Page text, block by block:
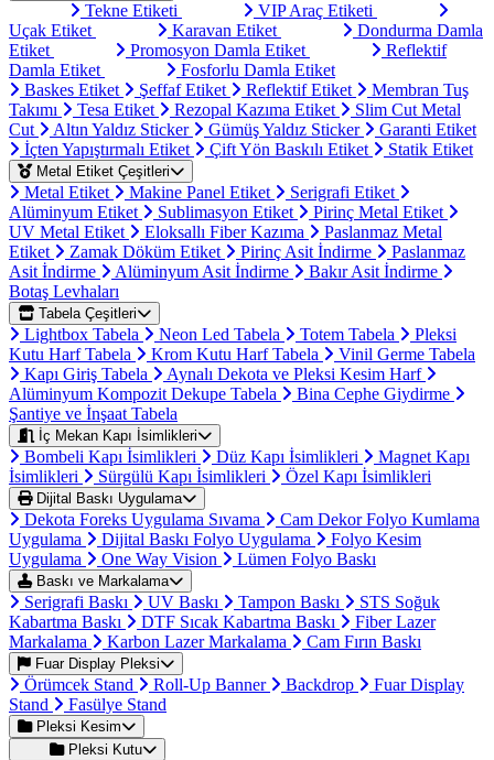
Tekne Etiketi
VIP Araç Etiketi
Uçak Etiket
Karavan Etiket
Dondurma Damla
Etiket
Promosyon Damla Etiket
Reflektif
Damla Etiket
Fosforlu Damla Etiket
Baskes Etiket
Şeffaf Etiket Reflektif Etiket
Membran Tuş
Takımı
Tesa Etiket Rezopal Kazıma Etiket
Slim Cut Metal
Cut
Altın Yaldız Sticker Gümüş Yaldız Sticker
Garanti Etiket
İçten Yapıştırmalı Etiket
Çift Yön Baskılı Etiket Statik Etiket
Metal Etiket Çeşitleri
Metal Etiket Makine Panel Etiket
Serigrafi Etiket
Alüminyum Etiket
Sublimasyon Etiket
Pirinç Metal Etiket
UV Metal Etiket
Eloksallı Fiber Kazıma
Paslanmaz Metal
Etiket
Zamak Döküm Etiket Pirinç Asit İndirme
Paslanmaz
Asit İndirme
Alüminyum Asit İndirme
Bakır Asit İndirme
Botaş Levhaları
Tabela Çeşitleri
Lightbox Tabela Neon Led Tabela Totem Tabela
Pleksi
Kutu Harf Tabela
Krom Kutu Harf Tabela
Vinil Germe Tabela
Kapı Giriş Tabela
Aynalı Dekota ve Pleksi Kesim Harf
Alüminyum Kompozit Dekupe Tabela
Bina Cephe Giydirme
Şantiye ve İnşaat Tabela
İç Mekan Kapı İsimlikleri
Bombeli Kapı İsimlikleri Düz Kapı İsimlikleri
Magnet Kapı
İsimlikleri
Sürgülü Kapı İsimlikleri Özel Kapı İsimlikleri
Dijital Baskı Uygulama
Dekota Foreks Uygulama Sıvama
Cam Dekor Folyo Kumlama
Uygulama
Dijital Baskı Folyo Uygulama
Folyo Kesim
Uygulama
One Way Vision Lümen Folyo Baskı
Baskı ve Markalama
Serigrafi Baskı UV Baskı Tampon Baskı
STS Soğuk
Kabartma Baskı
DTF Sıcak Kabartma Baskı
Fiber Lazer
Markalama
Karbon Lazer Markalama Cam Fırın Baskı
Fuar Display Pleksi
Örümcek Stand Roll-Up Banner Backdrop
Fuar Display
Stand
Fasülye Stand
Pleksi Kesim
Pleksi Kutu